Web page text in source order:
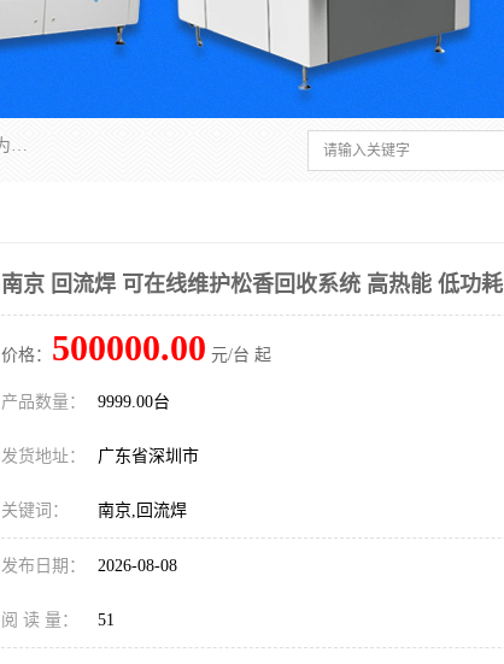
深圳市亿阳电子仪器有限公司坐落于风景秀丽的深圳市光明区，集SMT设备销售务为一体，努力为客户提供电子装配解决方案。与行业**SMT设备厂商：ASM（印刷机，锡膏检查机，贴片机），德国ERSA（爱莎）建立了稳固的代理合作关系，销售的设备一直保持**电子装配行业未来发展方向，能够满足客户各种繁杂产品的生产应用。
南京 回流焊 可在线维护松香回收系统 高热能 低功耗
价格： 500000.00 元/台 起
产品数量： 9999.00台
发货地址： 广东省深圳市
关键词： 南京,回流焊
发布日期： 2026-08-08
阅 读 量： 51